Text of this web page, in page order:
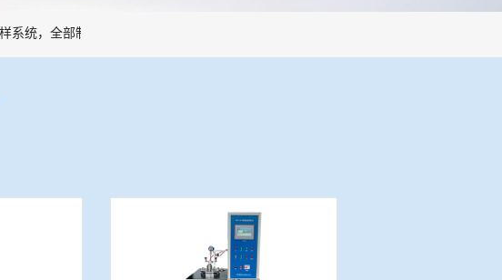
统，全部制样过程机械化操作，没有人为误差，焦球形状与人工制焦球法一致或优于人